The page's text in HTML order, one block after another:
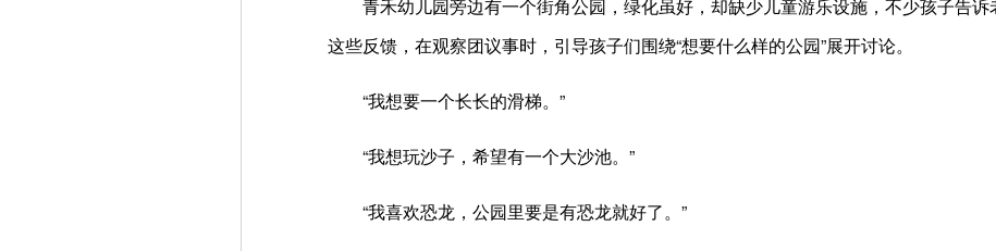
青禾幼儿园旁边有一个街角公园，绿化虽好，却缺少儿童游乐设施，不少孩子告诉
这些反馈，在观察团议事时，引导孩子们围绕“想要什么样的公园”展开讨论。
“我想要一个长长的滑梯。”
“我想玩沙子，希望有一个大沙池。”
“我喜欢恐龙，公园里要是有恐龙就好了。”